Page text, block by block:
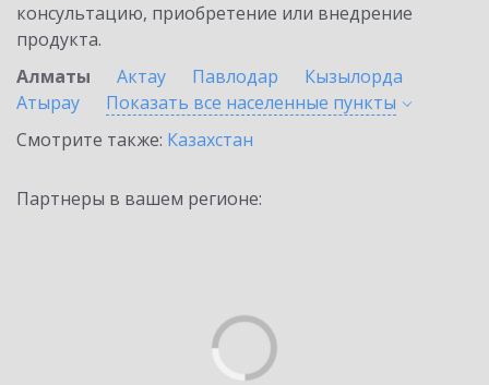
консультацию, приобретение или внедрение
продукта.
Алматы
Актау Павлодар
Кызылорда
Атырау
Показать все населенные пункты
Смотрите также: Казахстан
Партнеры в вашем регионе: